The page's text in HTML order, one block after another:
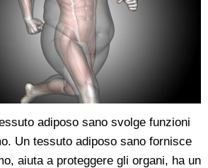
adiposo sano svolge funzioni
Un tessuto adiposo sano fornisce
aiuta a proteggere gli organi, ha un